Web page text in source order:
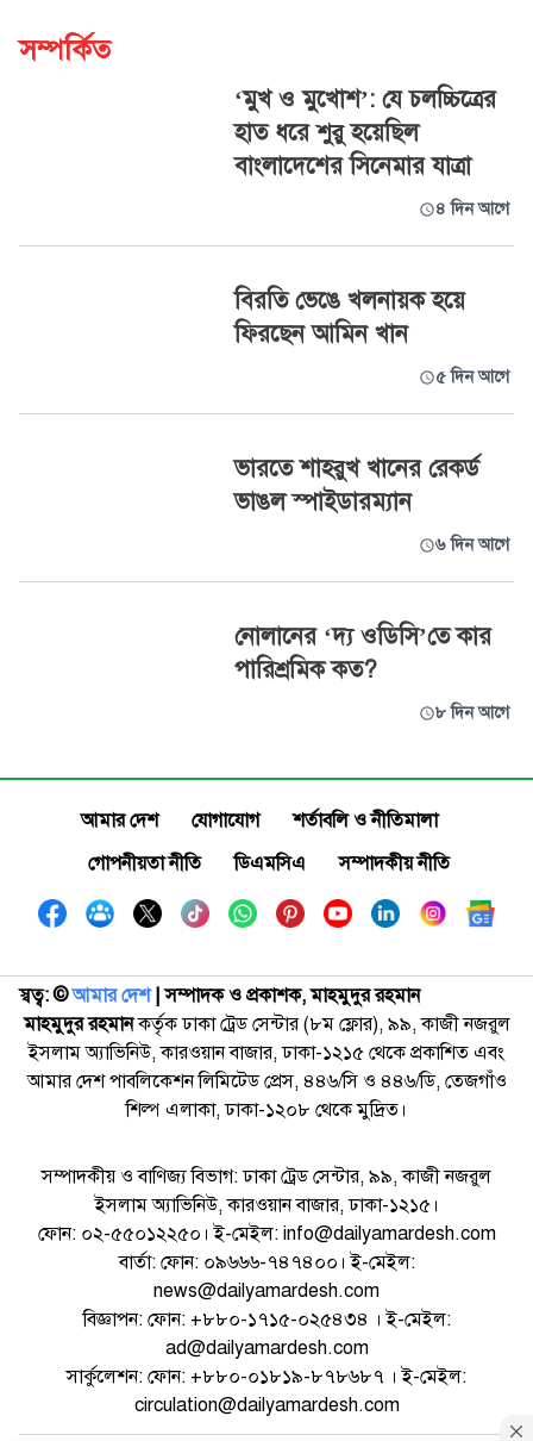
সম্পর্কিত
‘মুখ ও মুখোশ’: যে চলচ্চিত্রের
হাত ধরে শুরু হয়েছিল
বাংলাদেশের সিনেমার যাত্রা
৪ দিন আগে
বিরতি ভেঙে খলনায়ক হয়ে
ফিরছেন আমিন খান
৫ দিন আগে
ভারতে শাহরুখ খানের রেকর্ড
ভাঙল স্পাইডারম্যান
৬ দিন আগে
নোলানের ‘দ্য ওডিসি’তে কার
পারিশ্রমিক কত?
৮ দিন আগে
আমার দেশ যোগাযোগ
শর্তাবলি ও নীতিমালা
গোপনীয়তা নীতি
ডিএমসিএ সম্পাদকীয় নীতি
স্বত্ব: ©️আমার দেশ| সম্পাদক ও প্রকাশক, মাহমুদুর রহমান
মাহমুদুর রহমানকর্তৃক ঢাকা ট্রেড সেন্টার (৮ম ফ্লোর), ৯৯, কাজী নজরুল
ইসলাম অ্যাভিনিউ, কারওয়ান বাজার, ঢাকা-১২১৫ থেকে প্রকাশিত এবং
আমার দেশ পাবলিকেশন লিমিটেড প্রেস, ৪৪৬/সি ও ৪৪৬/ডি, তেজগাঁও
শিল্প এলাকা, ঢাকা-১২০৮ থেকে মুদ্রিত।
সম্পাদকীয় ও বাণিজ্য বিভাগ: ঢাকা ট্রেড সেন্টার, ৯৯, কাজী নজরুল
ইসলাম অ্যাভিনিউ, কারওয়ান বাজার, ঢাকা-১২১৫।
ফোন: ০২-৫৫০১২২৫০। ই-মেইল: info@dailyamardesh.com
বার্তা: ফোন: ০৯৬৬৬-৭৪৭৪০০। ই-মেইল:
news@dailyamardesh.com
বিজ্ঞাপন: ফোন: +৮৮০-১৭১৫-০২৫৪৩৪ । ই-মেইল:
ad@dailyamardesh.com
সার্কুলেশন: ফোন: +৮৮০-০১৮১৯-৮৭৮৬৮৭ । ই-মেইল:
circulation@dailyamardesh.com